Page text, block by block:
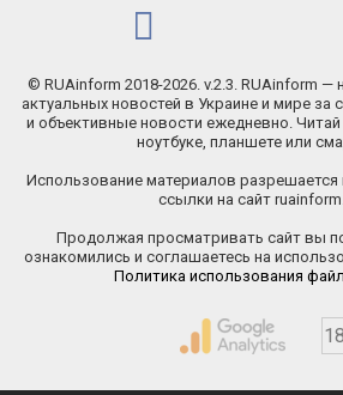
© RUAinform 2018-2026. v.2.3. RUAinform —
актуальных новостей в Украине и мире за
и объективные новости ежедневно.
ноутбуке, планшете или
Использование материалов
ссылки на сайт
Продолжая просматривать сайт вы
ознакомились и соглашаетесь на
Политика использования